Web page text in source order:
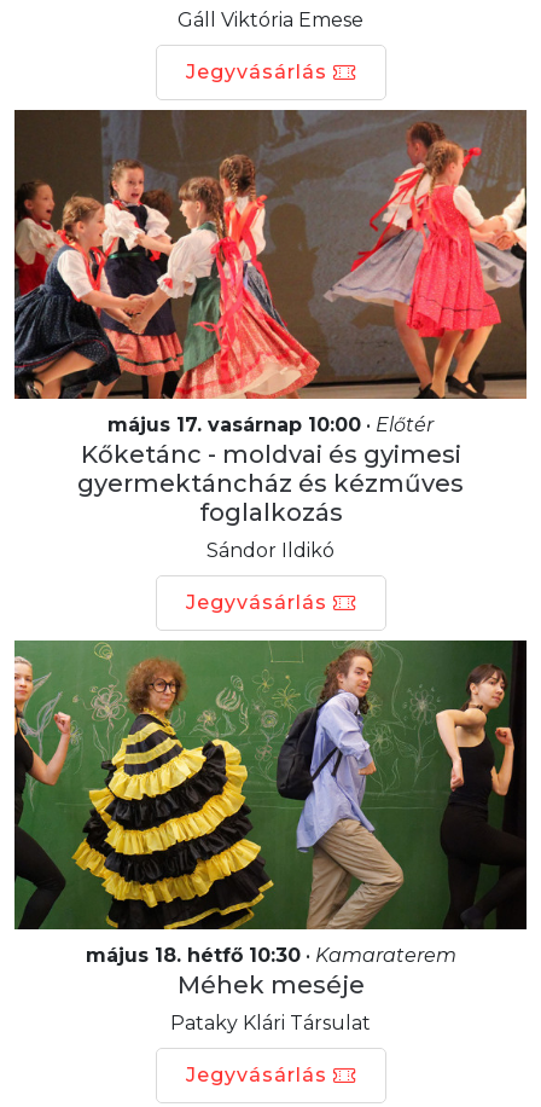
Gáll Viktória Emese
Jegyvásárlás
május 17. vasárnap 10:00 • Előtér
Kőketánc - moldvai és gyimesi
gyermektáncház és kézműves
foglalkozás
Sándor Ildikó
Jegyvásárlás
május 18. hétfő 10:30• Kamaraterem
Méhek meséje
Pataky Klári Társulat
Jegyvásárlás